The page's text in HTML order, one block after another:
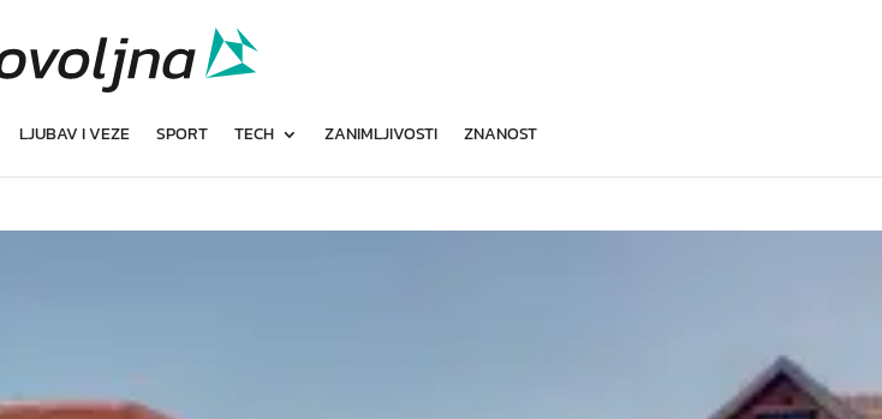
LJUBAV I VEZE SPORT TECH ZANIMLJIVOSTI ZNANOST